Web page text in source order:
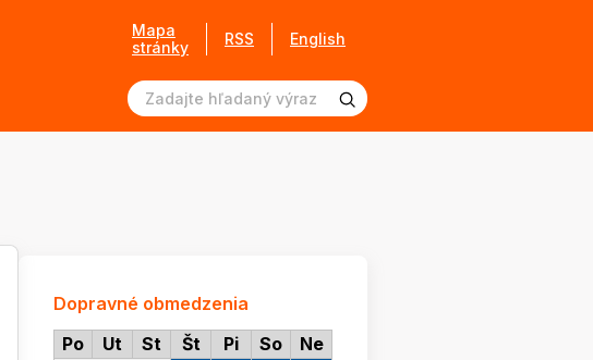
Mapa
stránky
RSS English
Dopravné obmedzenia
Po
Ut St Št Pi So Ne